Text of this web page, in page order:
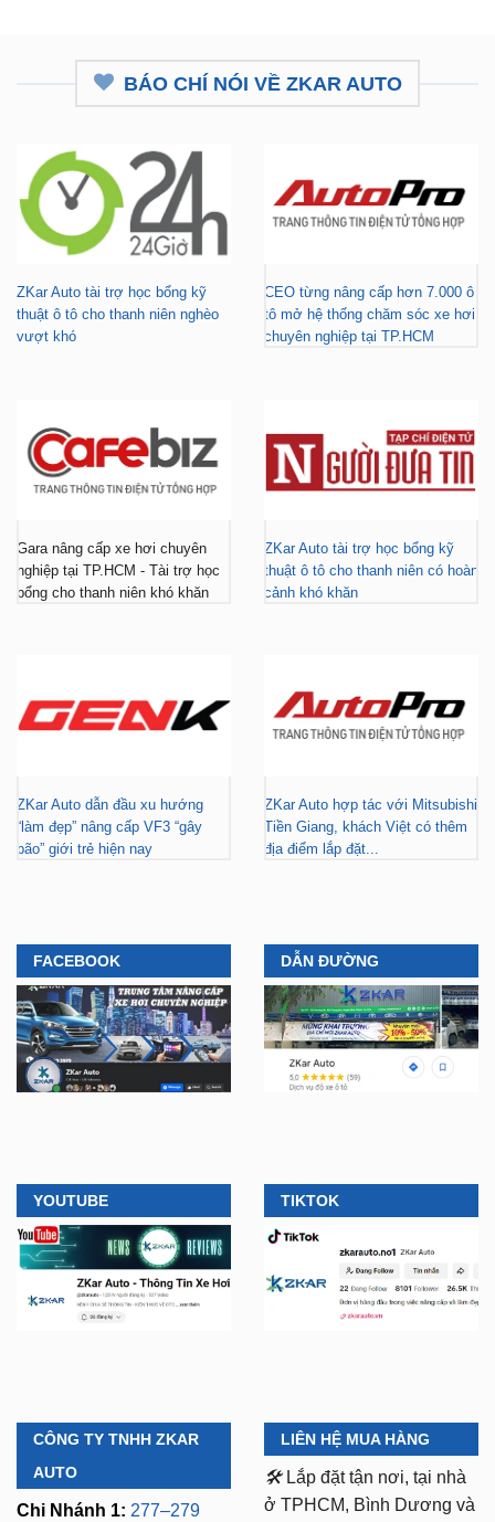
BÁO CHÍ NÓI VỀ ZKAR AUTO
ZKar Auto tài trợ học bổng kỹ
thuật ô tô cho thanh niên nghèo
vượt khó
CEO từng nâng cấp hơn 7.000 ô
tô mở hệ thống chăm sóc xe hơi
chuyên nghiệp tại TP.HCM
Gara nâng cấp xe hơi chuyên
nghiệp tại TP.HCM - Tài trợ học
bổng cho thanh niên khó khăn
ZKar Auto tài trợ học bổng kỹ
thuật ô tô cho thanh niên có hoàn
cảnh khó khăn
ZKar Auto dẫn đầu xu hướng
“làm đẹp” nâng cấp VF3 “gây
bão” giới trẻ hiện nay
ZKar Auto hợp tác với Mitsubishi
Tiền Giang, khách Việt có thêm
địa điểm lắp đặt...
FACEBOOK DẪN ĐƯỜNG
YOUTUBE TIKTOK
CÔNG TY TNHH ZKAR
AUTO
Chi Nhánh 1: 277–279
LIÊN HỆ MUA HÀNG
🛠️ Lắp đặt tận nơi, tại nhà
ở TPHCM, Bình Dương và